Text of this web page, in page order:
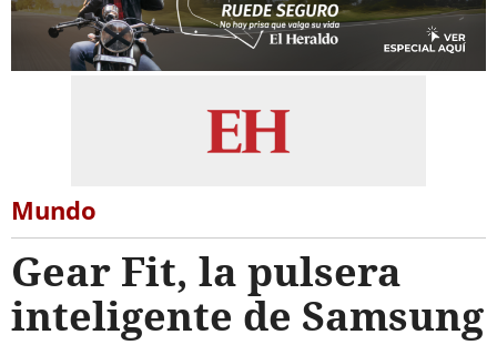
Mundo
Gear Fit, la pulsera
inteligente de Samsung